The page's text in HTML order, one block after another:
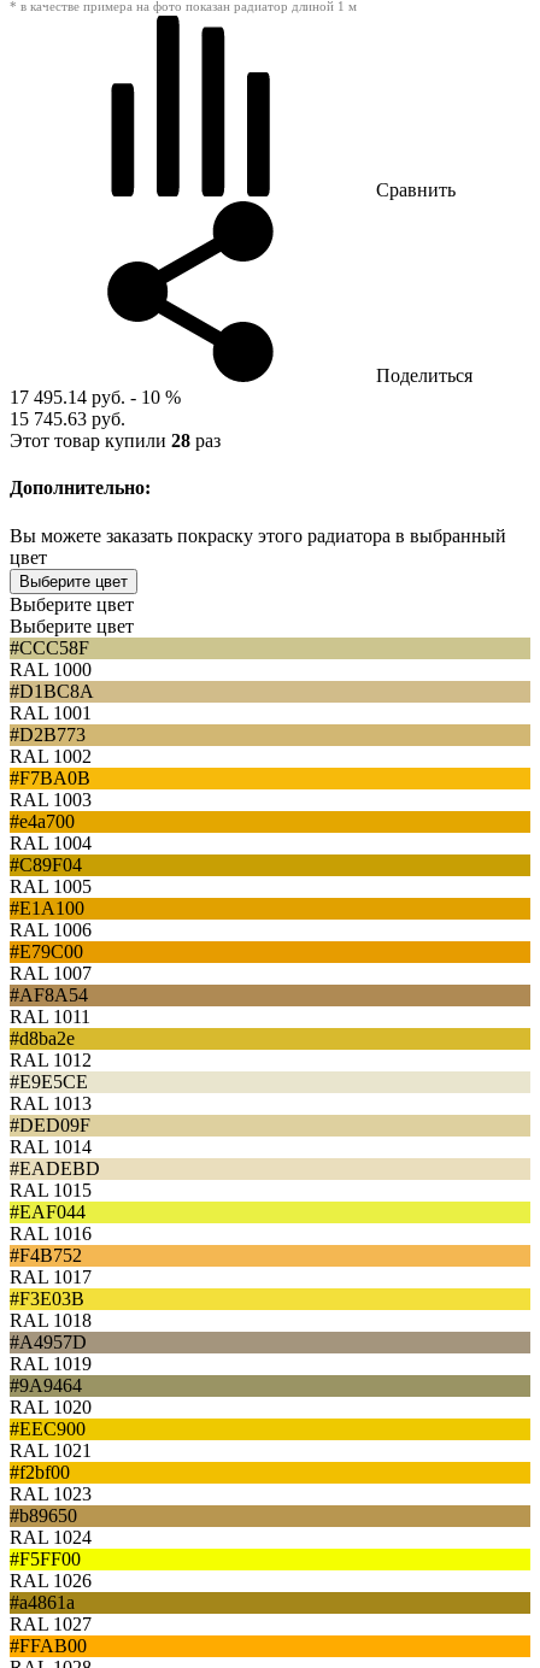
* в качестве примера на фото показан радиатор длиной 1 м
Сравнить
Поделиться
17 495.14 руб. - 10 %
15 745.63 руб.
Этот товар купили 28 раз
Дополнительно:
Вы можете заказать покраску этого радиатора в выбранный
цвет
Выберите цвет
Выберите цвет
Выберите цвет
#CCC58F
RAL 1000
#D1BC8A
RAL 1001
#D2B773
RAL 1002
#F7BA0B
RAL 1003
#e4a700
RAL 1004
#C89F04
RAL 1005
#E1A100
RAL 1006
#E79C00
RAL 1007
#AF8A54
RAL 1011
#d8ba2e
RAL 1012
#E9E5CE
RAL 1013
#DED09F
RAL 1014
#EADEBD
RAL 1015
#EAF044
RAL 1016
#F4B752
RAL 1017
#F3E03B
RAL 1018
#A4957D
RAL 1019
#9A9464
RAL 1020
#EEC900
RAL 1021
#f2bf00
RAL 1023
#b89650
RAL 1024
#F5FF00
RAL 1026
#a4861a
RAL 1027
#FFAB00